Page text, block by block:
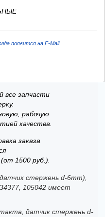
появится на E-Mail
все запчасти
рабочую
качества.
заказа
1500 руб.).
стержень d-6mm),
105042 имеет
датчик стержень d-